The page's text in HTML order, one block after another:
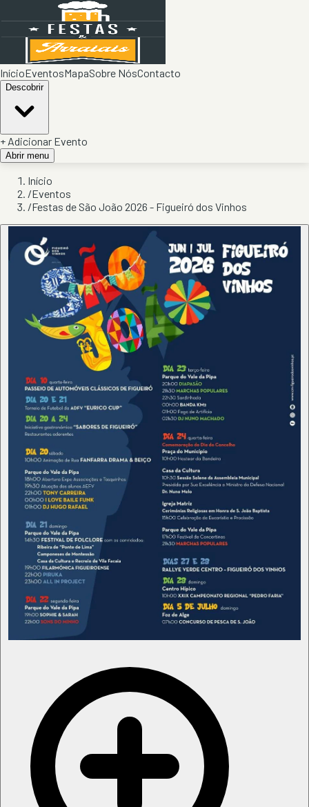
InícioEventosMapaSobre NósContacto
Descobrir
+ Adicionar Evento
Abrir menu
Início
/Eventos
/Festas de São João 2026 - Figueiró dos Vinhos